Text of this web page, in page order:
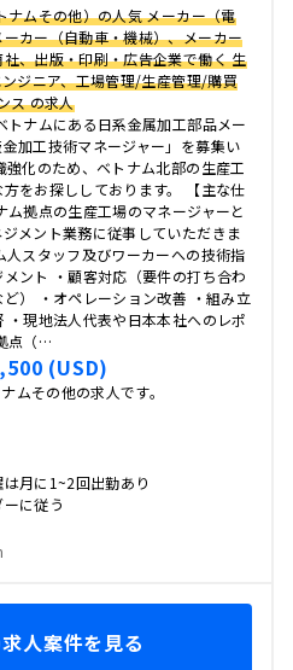
ナムその他）の人気 メーカー（電
カー（自動車・機械）、メーカー
、出版・印刷・広告企業で働く 生
ジニア、工場管理/生産管理/購買
ス の求人
トナムにある日系金属加工部品メー
加工技術マネージャー」を募集い
強化のため、ベトナム北部の生産工
をお探ししております。 【主な仕
ム拠点の生産工場のマネージャーと
ジメント業務に従事していただきま
人スタッフ及びワーカーへの技術指
ント ・顧客対応（要件の打ち合わ
） ・オペレーション改善 ・組み立
・現地法人代表や日本本社へのレポ
点（…
(USD)
ムその他の求人です。
月に1~2回出勤あり
に従う
人案件を見る